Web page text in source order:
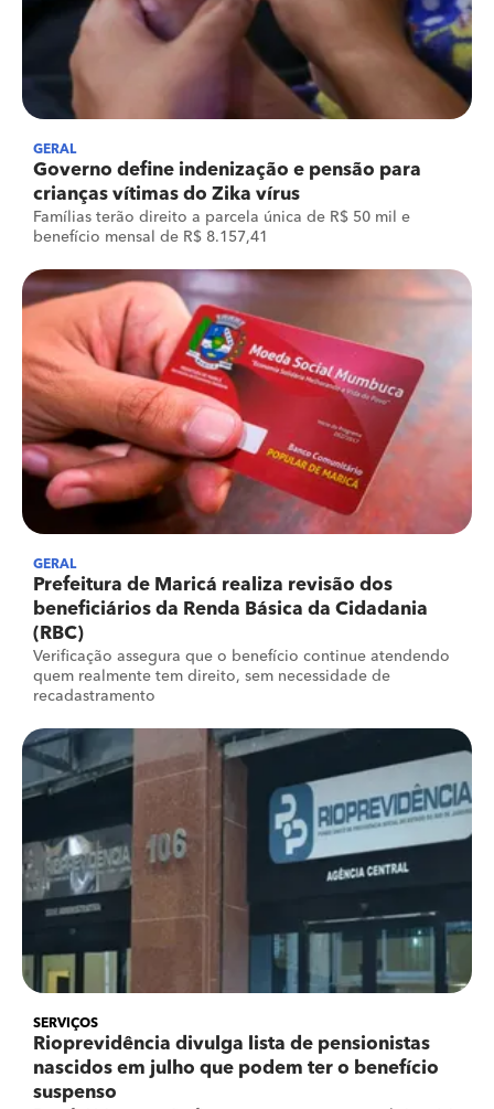
GERAL
Governo define indenização e pensão para
crianças vítimas do Zika vírus
Famílias terão direito a parcela única de R$ 50 mil e
benefício mensal de R$ 8.157,41
GERAL
Prefeitura de Maricá realiza revisão dos
beneficiários da Renda Básica da Cidadania
(RBC)
Verificação assegura que o benefício continue atendendo
quem realmente tem direito, sem necessidade de
recadastramento
SERVIÇOS
Rioprevidência divulga lista de pensionistas
nascidos em julho que podem ter o benefício
suspenso